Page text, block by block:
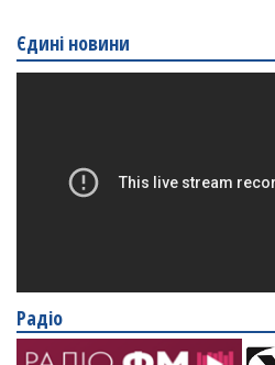
Єдині новини
Радіо